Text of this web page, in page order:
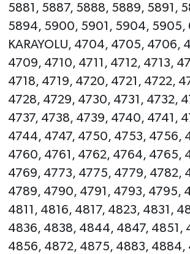
5881, 5887, 5888, 5889, 5891,
5894, 5900, 5901, 5904, 5905,
KARAYOLU, 4704, 4705, 4706,
4709, 4710, 4711, 4712, 4713,
4718, 4719, 4720, 4721, 4722,
4728, 4729, 4730, 4731, 4732,
4737, 4738, 4739, 4740, 4741,
4744, 4747, 4750, 4753, 4756,
4760, 4761, 4762, 4764, 4765,
4769, 4773, 4775, 4779, 4782,
4789, 4790, 4791, 4793, 4795,
4811, 4816, 4817, 4823, 4831,
4836, 4838, 4844, 4847, 4851,
4856, 4872, 4875, 4883, 4884,